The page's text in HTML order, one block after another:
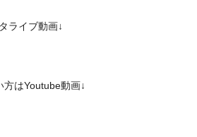
ライブ動画↓
はYoutube動画↓